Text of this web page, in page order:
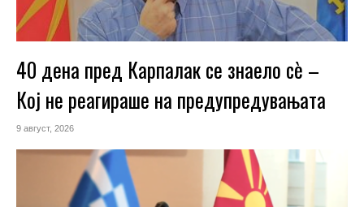
40 дена пред Карпалак се знаело сѐ –
Кој не реагираше на предупредувањата
9 август, 2026